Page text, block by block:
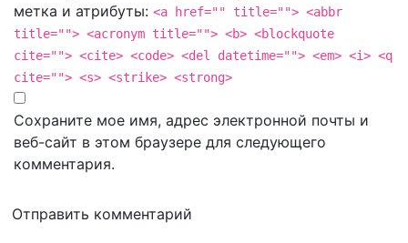
метка и атрибуты: <a href="" title=""> <abbr
title=""> <acronym title=""> <b> <blockquote
cite=""> <cite> <code> <del datetime=""> <em> <i> <q
cite=""> <s> <strike> <strong>
Сохраните мое имя, адрес электронной почты и
веб-сайт в этом браузере для следующего
комментария.
Отправить комментарий